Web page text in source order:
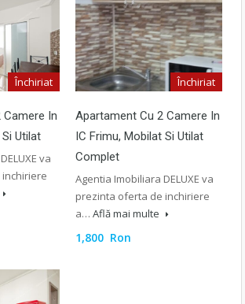
Închiriat
In
Utilat
va
Închiriat
Apartament Cu 2 Camere In
IC Frimu, Mobilat Si Utilat
Complet
Agentia Imobiliara DELUXE va
prezinta oferta de inchiriere
a… Află mai multe
1,800 Ron